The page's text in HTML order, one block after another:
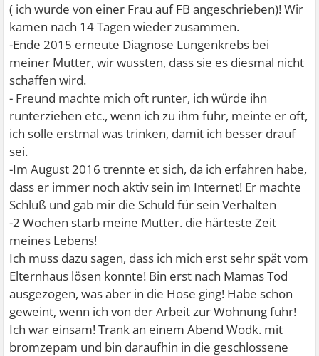
( ich wurde von einer Frau auf FB angeschrieben)! Wir
kamen nach 14 Tagen wieder zusammen.
-Ende 2015 erneute Diagnose Lungenkrebs bei
meiner Mutter, wir wussten, dass sie es diesmal nicht
schaffen wird.
- Freund machte mich oft runter, ich würde ihn
runterziehen etc., wenn ich zu ihm fuhr, meinte er oft,
ich solle erstmal was trinken, damit ich besser drauf
sei.
-Im August 2016 trennte et sich, da ich erfahren habe,
dass er immer noch aktiv sein im Internet! Er machte
Schluß und gab mir die Schuld für sein Verhalten
-2 Wochen starb meine Mutter. die härteste Zeit
meines Lebens!
Ich muss dazu sagen, dass ich mich erst sehr spät vom
Elternhaus lösen konnte! Bin erst nach Mamas Tod
ausgezogen, was aber in die Hose ging! Habe schon
geweint, wenn ich von der Arbeit zur Wohnung fuhr!
Ich war einsam! Trank an einem Abend Wodk. mit
bromzepam und bin daraufhin in die geschlossene